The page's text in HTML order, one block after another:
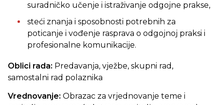
suradničko učenje i istraživanje odgojne prakse,
steći znanja i sposobnosti potrebnih za
poticanje i vođenje rasprava o odgojnoj praksi i
profesionalne komunikacije.
Oblici rada: Predavanja, vježbe, skupni rad,
samostalni rad polaznika
Vrednovanje: Obrazac za vrjednovanje teme i